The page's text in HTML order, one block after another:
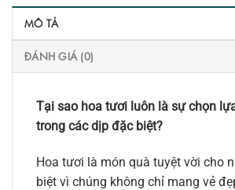
MÔ TẢ
ĐÁNH GIÁ (0)
Tại sao hoa tươi luôn là sự chọn
trong các dịp đặc biệt?
Hoa tươi là món quà tuyệt vời cho
biệt vì chúng không chỉ mang vẻ